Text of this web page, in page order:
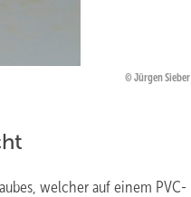
Jürgen Sieber
welcher auf einem PVC-